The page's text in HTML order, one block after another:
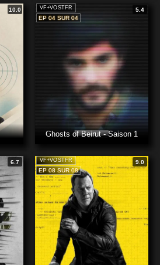
10.0
VF+VOSTFR
5.4
EP 04 SUR 04
Ghosts of Beirut - Saison 1
6.7
VF+VOSTFR
9.0
EP 08 SUR 08